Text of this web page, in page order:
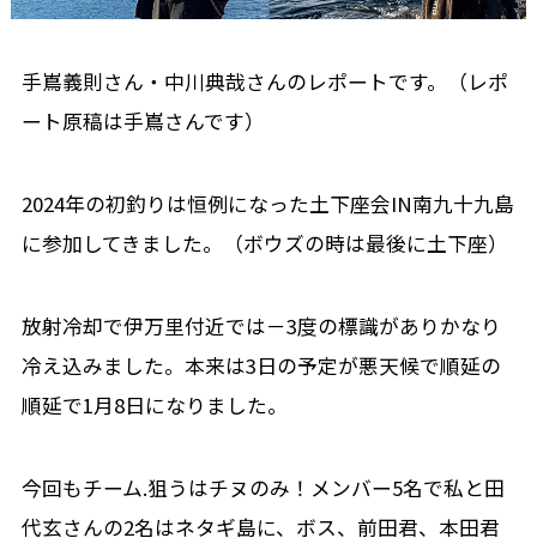
手嶌義則さん・中川典哉さんのレポートです。（レポ
ート原稿は手嶌さんです）
2024年の初釣りは恒例になった土下座会IN南九十九島
に参加してきました。（ボウズの時は最後に土下座）
放射冷却で伊万里付近では－3度の標識がありかなり
冷え込みました。本来は3日の予定が悪天候で順延の
順延で1月8日になりました。
今回もチーム.狙うはチヌのみ！メンバー5名で私と田
代玄さんの2名はネタギ島に、ボス、前田君、本田君